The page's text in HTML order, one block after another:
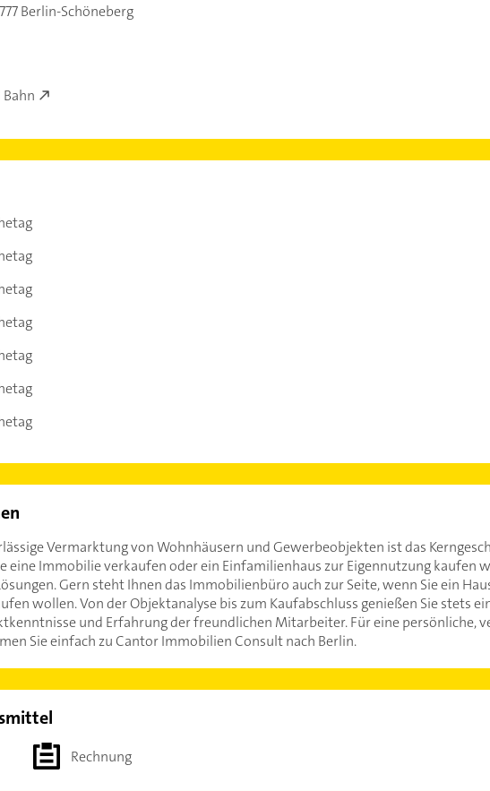
Berlin-Schöneberg
Vermarktung von Wohnhäusern und Gewerbeobjekten ist das
eine Immobilie verkaufen oder ein Einfamilienhaus zur Eigennutzung kaufen
Gern steht Ihnen das Immobilienbüro auch zur Seite, wenn Sie ein
wollen. Von der Objektanalyse bis zum Kaufabschluss genießen Sie stets
und Erfahrung der freundlichen Mitarbeiter. Für eine persönliche,
Sie einfach zu Cantor Immobilien Consult nach Berlin.
Rechnung